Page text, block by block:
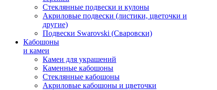
Стеклянные подвески и кулоны
Акриловые подвески (листики, цветочки и
другие)
Подвески Swarovski (Сваровски)
Кабошоны
и камеи
Камеи для украшений
Каменные кабошоны
Стеклянные кабошоны
Акриловые кабошоны и цветочки